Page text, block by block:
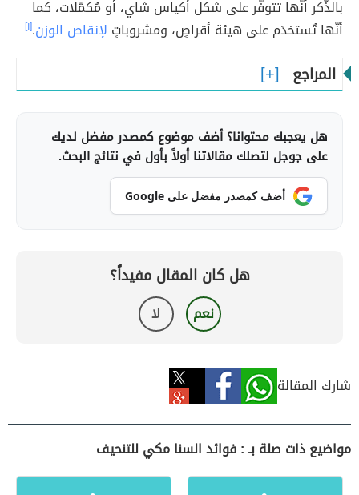
بالذّكر أنّها تتوفّر على شكل أكياس شاي، أو مُكمّلات، كما
أنّها تُستخدَم على هيئة أقراصٍ، ومشروباتٍ لإنقاص الوزن.[١]
المراجع
هل يعجبك محتوانا؟ أضف موضوع كمصدر مفضل لديك
على جوجل لتصلك مقالاتنا أولاً بأول في نتائج البحث.
أضف كمصدر مفضل على Google
هل كان المقال مفيداً؟
نعم لا
شارك المقالة
مواضيع ذات صلة بـ : فوائد السنا مكي للتنحيف